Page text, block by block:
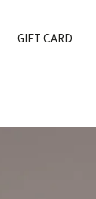
GIFT CARD